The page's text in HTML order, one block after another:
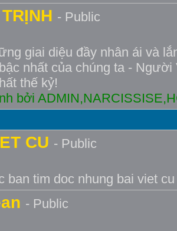
- Public
giai diệu đầy nhân ái và
nhất của chúng ta -
thế kỷ!
bởi
CU - Public
ban tim doc nhung bai viet
- Public